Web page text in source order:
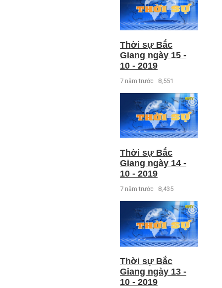
Thời sự Bắc
Giang ngày 15 -
10 - 2019
7 năm trước 8,551
Thời sự Bắc
Giang ngày 14 -
10 - 2019
7 năm trước 8,435
Thời sự Bắc
Giang ngày 13 -
10 - 2019